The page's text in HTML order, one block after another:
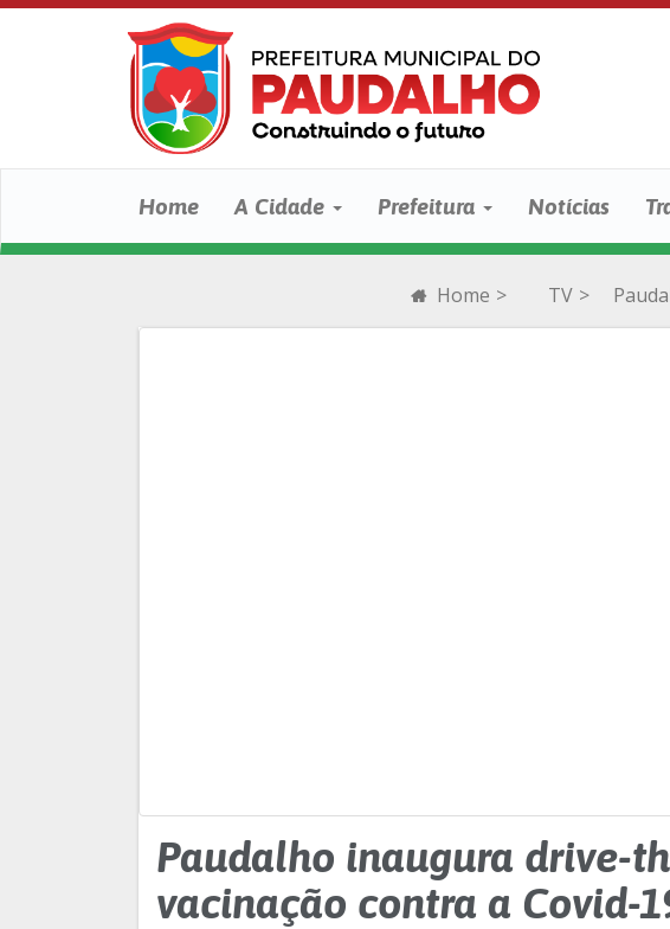
Home A Cidade Prefeitura Notícias
Home > TV >
Paudalho inaugura drive-
vacinação contra a Covid-